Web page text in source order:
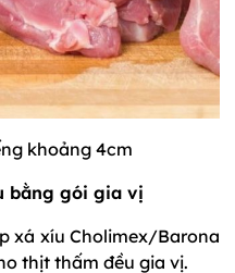
khoảng 4cm
bằng gói gia vị
xá xíu Cholimex/Barona
thịt thấm đều gia vị.